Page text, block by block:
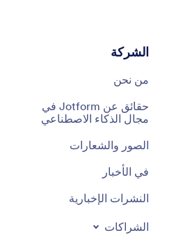
الشركة
من نحن
حقائق عن Jotform في
مجال الذكاء الاصطناعي
الصور والشعارات
في الأخبار
النشرات الإخبارية
الشراكات